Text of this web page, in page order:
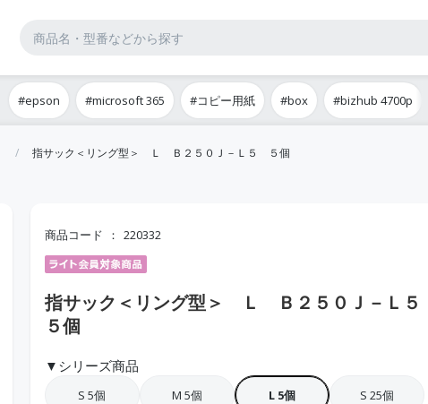
#epson #microsoft 365 #コピー用紙 #box #bizhub 4700p
指サック＜リング型＞ Ｌ Ｂ２５０Ｊ－Ｌ５ ５個
商品コード 220332
指サック＜リング型＞ Ｌ Ｂ２５０Ｊ－Ｌ５
５個
▼シリーズ商品
S 5個 M 5個 L 5個 S 25個